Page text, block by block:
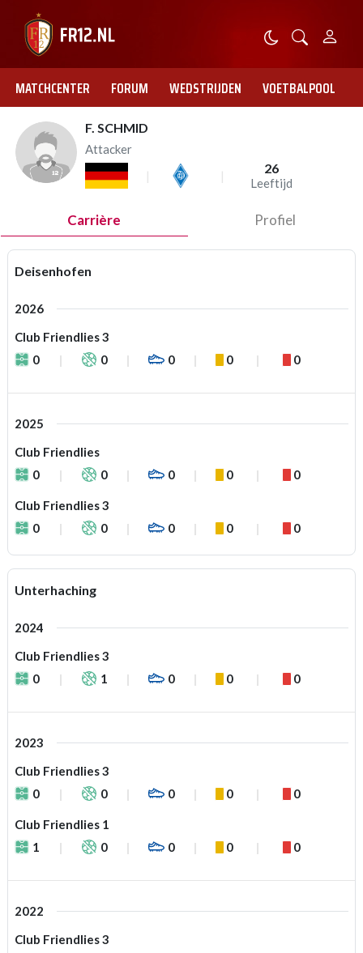
MATCHCENTER FORUM WEDSTRIJDEN VOETBALPOOL
F. SCHMID
Attacker
26
Leeftijd
Carrière Profiel
Deisenhofen
2026
Club Friendlies 3
0
0 0 0 0
2025
Club Friendlies
0
0 0 0 0
Club Friendlies 3
0
0 0 0 0
Unterhaching
2024
Club Friendlies 3
0
1 0 0 0
2023
Club Friendlies 3
0
0 0 0 0
Club Friendlies 1
1
0 0 0 0
2022
Club Friendlies 3